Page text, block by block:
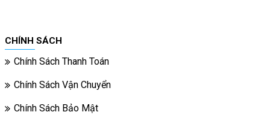
CHÍNH SÁCH
Chính Sách Thanh Toán
Chính Sách Vận Chuyển
Chính Sách Bảo Mật